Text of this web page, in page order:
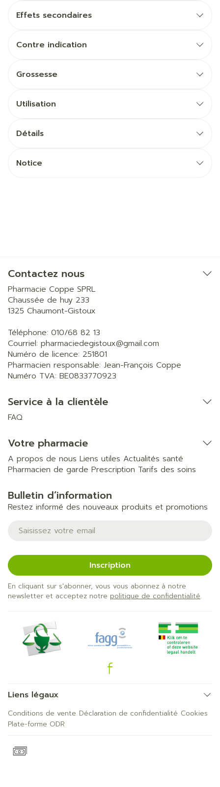
Effets secondaires
Contre indication
Grossesse
Utilisation
Détails
Notice
Contactez nous
Pharmacie Coppe SPRL
Chaussée de huy 233
1325 Chaumont-Gistoux
Téléphone: 010/68 82 13
Courriel: pharmaciedegistoux@gmail.com
Numéro de licence: 251801
Pharmacien responsable: Jean-François Coppe
Numéro TVA: BE0833770923
Service à la clientèle
FAQ
Votre pharmacie
A propos de nous Liens utiles Actualités santé
Pharmacien de garde Prescription Tarifs des soins
Bulletin d’information
Restez informé des nouveaux produits et promotions
Adresse mail
Inscription
En cliquant sur s'abonner, vous vous abonnez à notre
newsletter et acceptez notre politique de confidentialité.
Liens légaux
Conditions de vente Déclaration de confidentialité Cookies
Plate-forme ODR